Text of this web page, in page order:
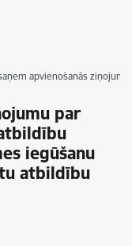
apvienošanās
par
iegūšanu
atbildību